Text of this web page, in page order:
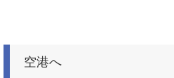
空港へ